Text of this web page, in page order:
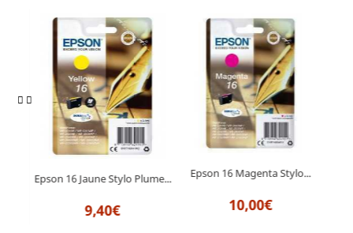
Epson 16 Jaune Stylo Plume...
9,40€
Epson 16 Magenta Stylo...
10,00€